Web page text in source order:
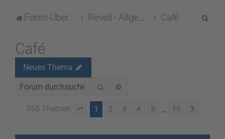
Foren-Übersicht Revell - Allgemein Café
Café
Neues Thema
Suche
358 Themen Seite von 15
1 2 3 4 5 … 15